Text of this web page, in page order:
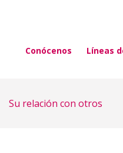
Conócenos Líneas
Su relación con otros